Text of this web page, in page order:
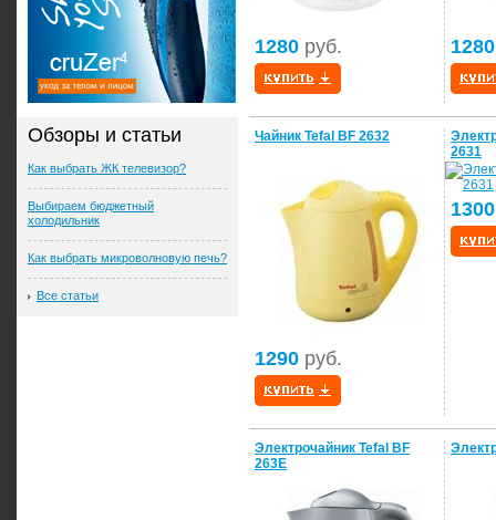
1280 руб. 1280
Чайник Tefal BF 2632
1290 руб.
2631
1300
Электрочайник Tefal BF
263E
Обзоры и статьи
Как выбрать ЖК телевизор?
Выбираем бюджетный
холодильник
Как выбрать микроволновую печь?
Все статьи